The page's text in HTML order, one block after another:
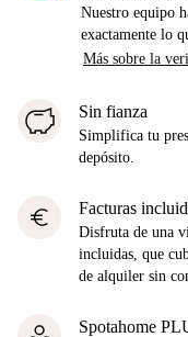
Nuestro equipo
exactamente lo
Más sobre la
Sin fianza
Simplifica tu
depósito.
euro Facturas
Disfruta de una
incluidas, que
de alquiler sin
Spotahome